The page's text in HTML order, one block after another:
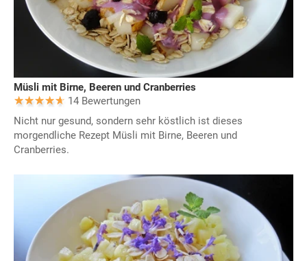
Müsli mit Birne, Beeren und Cranberries
14 Bewertungen
Nicht nur gesund, sondern sehr köstlich ist dieses
morgendliche Rezept Müsli mit Birne, Beeren und
Cranberries.